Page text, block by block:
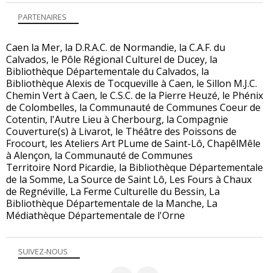
SUIVEZ-NOUS
PARTENAIRES
Caen la Mer, la D.R.A.C. de Normandie, la C.A.F. du
Calvados, le Pôle Régional Culturel de Ducey, la
Bibliothèque Départementale du Calvados, la
Bibliothèque Alexis de Tocqueville à Caen, le Sillon M.J.C.
Chemin Vert à Caen, le C.S.C. de la Pierre Heuzé, le Phénix
de Colombelles, la Communauté de Communes Coeur de
Cotentin, l'Autre Lieu à Cherbourg, la Compagnie
Couverture(s) à Livarot, le Théâtre des Poissons de
Frocourt, les Ateliers Art PLume de Saint-Lô, ChapêlMêle
à Alençon, la Communauté de Communes
Territoire Nord Picardie, la Bibliothèque Départementale
de la Somme, La Source de Saint Lô, Les Fours à Chaux
de Regnéville, La Ferme Culturelle du Bessin, La
Bibliothèque Départementale de la Manche, La
Médiathèque Départementale de l'Orne